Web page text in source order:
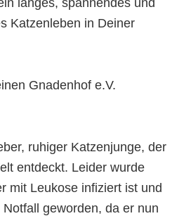
langes, spannendes und
Katzenleben in Deiner
Gnadenhof e.V.
ruhiger Katzenjunge, der
entdeckt. Leider wurde
mit Leukose infiziert ist und
geworden, da er nun